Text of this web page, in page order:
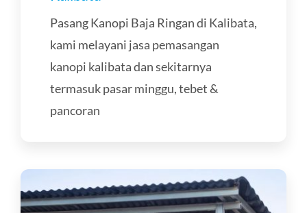
Pasang Kanopi Baja Ringan di Kalibata,
kami melayani jasa pemasangan
kanopi kalibata dan sekitarnya
termasuk pasar minggu, tebet &
pancoran